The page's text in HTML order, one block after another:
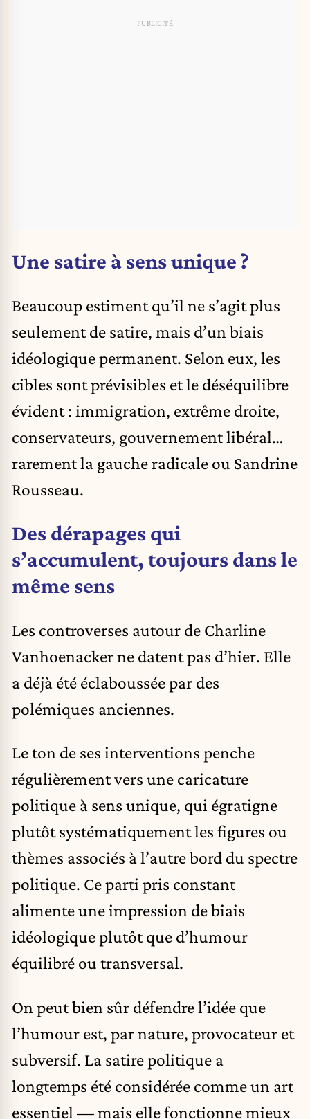
Une satire à sens unique ?
Beaucoup estiment qu’il ne s’agit plus
seulement de satire, mais d’un biais
idéologique permanent. Selon eux, les
cibles sont prévisibles et le déséquilibre
évident : immigration, extrême droite,
conservateurs, gouvernement libéral…
rarement la gauche radicale ou Sandrine
Rousseau.
Des dérapages qui
s’accumulent, toujours dans le
même sens
Les controverses autour de Charline
Vanhoenacker ne datent pas d’hier. Elle
a déjà été éclaboussée par des
polémiques anciennes.
Le ton de ses interventions penche
régulièrement vers une caricature
politique à sens unique, qui égratigne
plutôt systématiquement les figures ou
thèmes associés à l’autre bord du spectre
politique. Ce parti pris constant
alimente une impression de biais
idéologique plutôt que d’humour
équilibré ou transversal.
On peut bien sûr défendre l’idée que
l’humour est, par nature, provocateur et
subversif. La satire politique a
longtemps été considérée comme un art
essentiel — mais elle fonctionne mieux